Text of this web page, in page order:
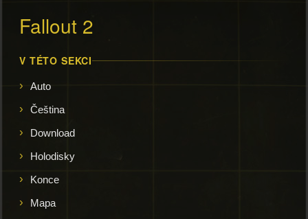
Fallout 2
V TÉTO SEKCI
Auto
Čeština
Download
Holodisky
Konce
Mapa